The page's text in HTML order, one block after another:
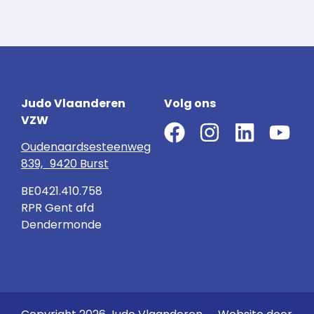
Judo Vlaanderen
VZW
Oudenaardsesteenweg
839, 9420 Burst
BE0421.410.758
RPR Gent afd
Dendermonde
Volg ons